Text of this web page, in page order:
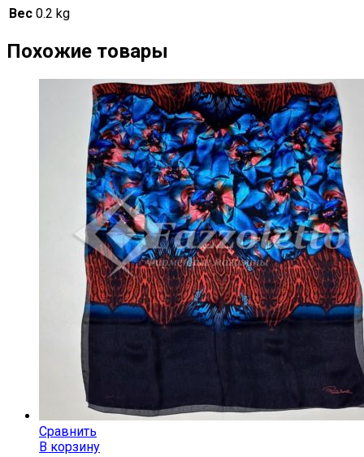
Вес 0.2 kg
Похожие товары
Сравнить
В корзину